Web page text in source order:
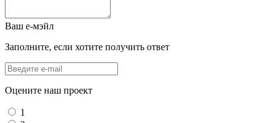
Ваш е-мэйл
Заполните, если хотите получить ответ
Оцените наш проект
1